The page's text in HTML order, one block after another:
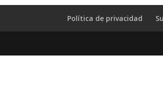
Política de privacidad